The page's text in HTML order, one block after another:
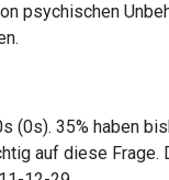
psychischen
(0s). 35% haben
auf diese Frage.